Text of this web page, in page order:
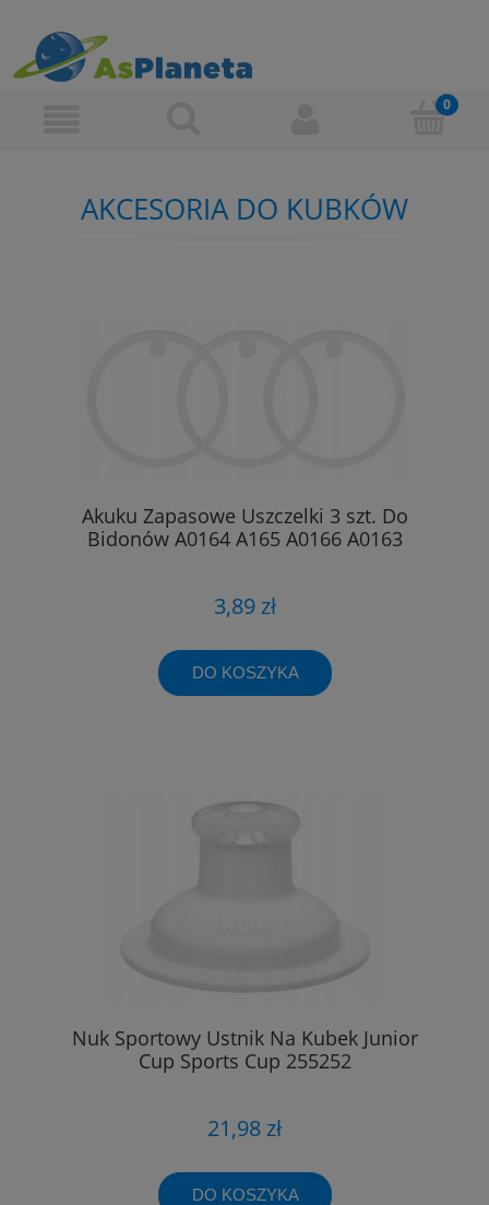
AKCESORIA DO KUBKÓW
Akuku Zapasowe Uszczelki 3 szt. Do
Bidonów A0164 A165 A0166 A0163
3,89 zł
DO KOSZYKA
Nuk Sportowy Ustnik Na Kubek Junior
Cup Sports Cup 255252
21,98 zł
DO KOSZYKA